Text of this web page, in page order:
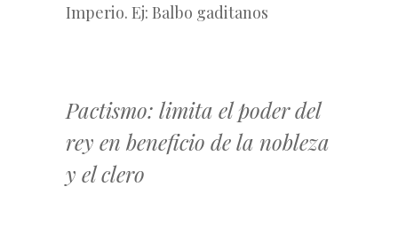
Imperio. Ej: Balbo gaditanos
Pactismo: limita el poder del
rey en beneficio de la nobleza
y el clero